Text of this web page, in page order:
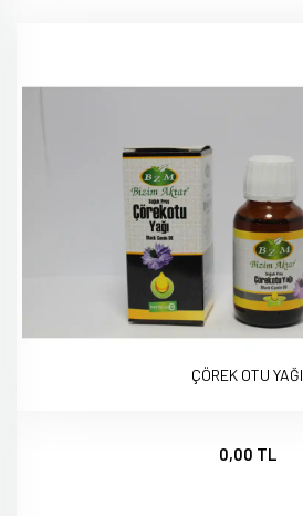
ÇÖREK OTU YAĞI
0,00 TL